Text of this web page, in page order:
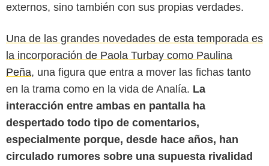
externos, sino también con sus propias verdades.
Una de las grandes novedades de esta temporada es
la incorporación de Paola Turbay como Paulina
Peña, una figura que entra a mover las fichas tanto
en la trama como en la vida de Analía. La
interacción entre ambas en pantalla ha
despertado todo tipo de comentarios,
especialmente porque, desde hace años, han
circulado rumores sobre una supuesta rivalidad
Produ